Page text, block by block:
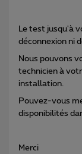
Le test jusqu'à
déconnexion ni
Nous pouvons
technicien à
installation.
Pouvez-vous
disponibilités
Merci